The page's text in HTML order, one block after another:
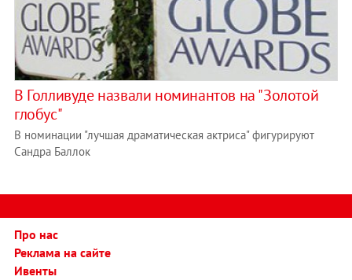
В Голливуде назвали номинантов на "Золотой
глобус"
В номинации "лучшая драматическая актриса" фигурируют
Сандра Баллок
Про нас
Реклама на сайте
Ивенты